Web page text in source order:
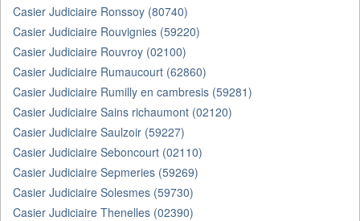
Casier Judiciaire Ronssoy (80740)
Casier Judiciaire Rouvignies (59220)
Casier Judiciaire Rouvroy (02100)
Casier Judiciaire Rumaucourt (62860)
Casier Judiciaire Rumilly en cambresis (59281)
Casier Judiciaire Sains richaumont (02120)
Casier Judiciaire Saulzoir (59227)
Casier Judiciaire Seboncourt (02110)
Casier Judiciaire Sepmeries (59269)
Casier Judiciaire Solesmes (59730)
Casier Judiciaire Thenelles (02390)